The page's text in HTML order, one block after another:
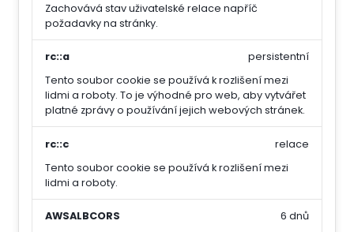
Zachovává stav uživatelské relace napříč
požadavky na stránky.
rc::a
Tento soubor cookie se používá k rozlišení mezi
lidmi a roboty. To je výhodné pro web, aby vytvářet
platné zprávy o používání jejich webových stránek.
persistentní
rc::c
Tento soubor cookie se používá k rozlišení mezi
lidmi a roboty.
relace
AWSALBCORS
6 dnů